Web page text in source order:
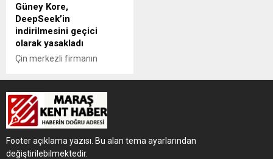
Güney Kore,
DeepSeek’in
indirilmesini geçici
olarak yasakladı
Çin merkezli firmanın
modeli DeepSeek'e yönelik
güvenlik endişeleri birçok
ülkede devam ederken,
Güney Kore de modelin
indirilmesini geçici olarak
yasakladığını duyurdu.
Footer açıklama yazısı. Bu alan tema ayarlarından
değiştirilebilmektedir.